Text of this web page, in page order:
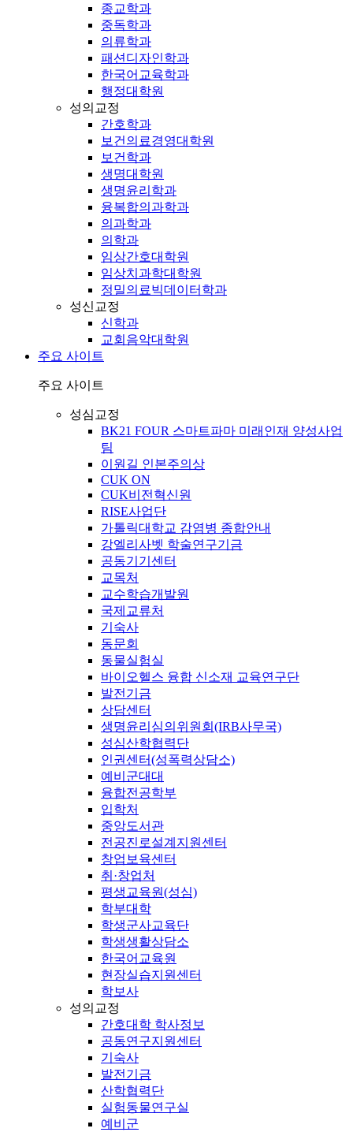
종교학과
중독학과
의류학과
패션디자인학과
한국어교육학과
행정대학원
성의교정
간호학과
보건의료경영대학원
보건학과
생명대학원
생명윤리학과
융복합의과학과
의과학과
의학과
임상간호대학원
임상치과학대학원
정밀의료빅데이터학과
성신교정
신학과
교회음악대학원
주요 사이트
주요 사이트
성심교정
BK21 FOUR 스마트파마 미래인재 양성사업
팀
이원길 인본주의상
CUK ON
CUK비전혁신원
RISE사업단
가톨릭대학교 감염병 종합안내
강엘리사벳 학술연구기금
공동기기센터
교목처
교수학습개발원
국제교류처
기숙사
동문회
동물실험실
바이오헬스 융합 신소재 교육연구단
발전기금
상담센터
생명윤리심의위원회(IRB사무국)
성심산학협력단
인권센터(성폭력상담소)
예비군대대
융합전공학부
입학처
중앙도서관
전공진로설계지원센터
창업보육센터
취·창업처
평생교육원(성심)
학부대학
학생군사교육단
학생생활상담소
한국어교육원
현장실습지원센터
학보사
성의교정
간호대학 학사정보
공동연구지원센터
기숙사
발전기금
산학협력단
실험동물연구실
예비군